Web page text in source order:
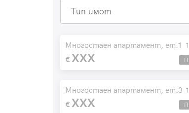
Тип имот
Многостаен апартамент, ет.1
XXX
Многостаен апартамент, ет.3
XXX